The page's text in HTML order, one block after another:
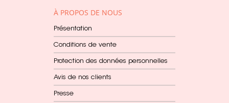
À PROPOS DE NOUS
Présentation
Conditions de vente
Protection des données personnelles
Avis de nos clients
Presse